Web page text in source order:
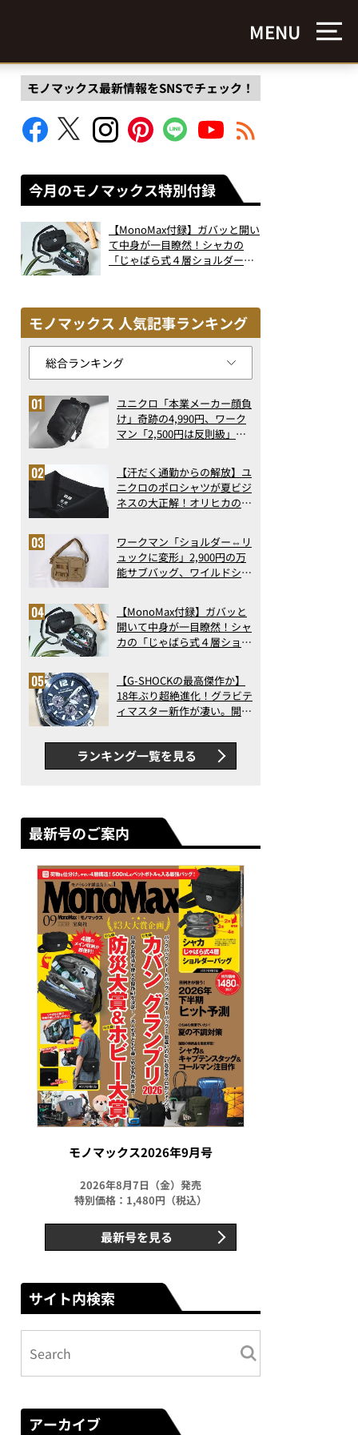
MENU
モノマックス最新情報をSNSでチェック！
今月のモノマックス特別付録
【MonoMax付録】ガバッと開い
て中身が一目瞭然！シャカの
「じゃばら式４層ショルダーバ
モノマックス 人気記事ランキング
ユニクロ「本業メーカー顔負
け」奇跡の4,990円、ワーク
マン「2,500円は反則級」凄
ト3】（2026年6月版）
【汗だく通勤からの解放】ユ
ニクロのポロシャツが夏ビジ
ネスの大正解！オリヒカの透
アの実力
ワークマン「ショルダー⇔リ
ュックに変形」2,900円の万
能サブバッグ、ワイルドシン
記事ランキングベスト3】
（2026年6月版）
【MonoMax付録】ガバッと
開いて中身が一目瞭然！シャ
カの「じゃばら式４層ショル
った！
【G-SHOCKの最高傑作か】
18年ぶり超絶進化！グラビテ
ィマスター新作が凄い。開発
新ムーブメントの衝撃
ランキング一覧を見る
最新号のご案内
モノマックス2026年9月号
2026年8月7日（金）発売
特別価格：1,480円（税込）
最新号を見る
サイト内検索
アーカイブ